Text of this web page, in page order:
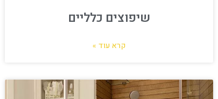
שיפוצים כלליים
קרא עוד »